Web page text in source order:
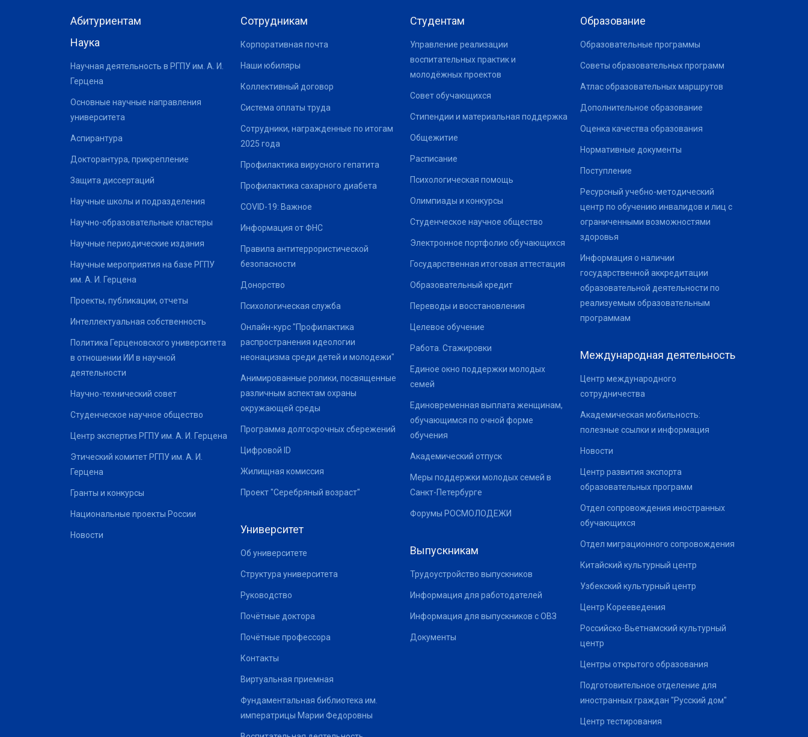
Абитуриентам
Наука
Научная деятельность в РГПУ им. А. И.
Герцена
Основные научные направления
университета
Аспирантура
Докторантура, прикрепление
Защита диссертаций
Научные школы и подразделения
Научно-образовательные кластеры
Научные периодические издания
Научные мероприятия на базе РГПУ
им. А. И. Герцена
Проекты, публикации, отчеты
Интеллектуальная собственность
Политика Герценовского университета
в отношении ИИ в научной
деятельности
Научно-технический совет
Студенческое научное общество
Центр экспертиз РГПУ им. А. И. Герцена
Этический комитет РГПУ им. А. И.
Герцена
Гранты и конкурсы
Национальные проекты России
Новости
Сотрудникам
Корпоративная почта
Наши юбиляры
Коллективный договор
Система оплаты труда
Сотрудники, награжденные по итогам
2025 года
Профилактика вирусного гепатита
Профилактика сахарного диабета
COVID-19: Важное
Информация от ФНС
Правила антитеррористической
безопасности
Донорство
Психологическая служба
Онлайн-курс "Профилактика
распространения идеологии
неонацизма среди детей и молодежи"
Анимированные ролики, посвященные
различным аспектам охраны
окружающей среды
Программа долгосрочных сбережений
Цифровой ID
Жилищная комиссия
Проект "Серебряный возраст"
Университет
Об университете
Структура университета
Руководство
Почётные доктора
Почётные профессора
Контакты
Виртуальная приемная
Фундаментальная библиотека им.
императрицы Марии Федоровны
Студентам
Управление реализации
воспитательных практик и
молодёжных проектов
Совет обучающихся
Стипендии и материальная поддержка
Общежитие
Расписание
Психологическая помощь
Олимпиады и конкурсы
Студенческое научное общество
Электронное портфолио обучающихся
Государственная итоговая аттестация
Образовательный кредит
Переводы и восстановления
Целевое обучение
Работа. Стажировки
Единое окно поддержки молодых
семей
Единовременная выплата женщинам,
обучающимся по очной форме
обучения
Академический отпуск
Меры поддержки молодых семей в
Санкт-Петербурге
Форумы РОСМОЛОДЕЖИ
Выпускникам
Трудоустройство выпускников
Информация для работодателей
Информация для выпускников с ОВЗ
Документы
Образование
Образовательные программы
Советы образовательных программ
Атлас образовательных маршрутов
Дополнительное образование
Оценка качества образования
Нормативные документы
Поступление
Ресурсный учебно-методический
центр по обучению инвалидов и лиц с
ограниченными возможностями
здоровья
Информация о наличии
государственной аккредитации
образовательной деятельности по
реализуемым образовательным
программам
Международная деятельность
Центр международного
сотрудничества
Академическая мобильность:
полезные ссылки и информация
Новости
Центр развития экспорта
образовательных программ
Отдел сопровождения иностранных
обучающихся
Отдел миграционного сопровождения
Китайский культурный центр
Узбекский культурный центр
Центр Корееведения
Российско-Вьетнамский культурный
центр
Центры открытого образования
Подготовительное отделение для
иностранных граждан "Русский дом"
Центр тестирования